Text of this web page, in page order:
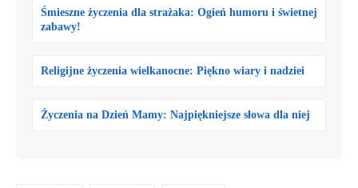
Śmieszne życzenia dla strażaka: Ogień humoru i świetnej
zabawy!
Religijne życzenia wielkanocne: Piękno wiary i nadziei
Życzenia na Dzień Mamy: Najpiękniejsze słowa dla niej